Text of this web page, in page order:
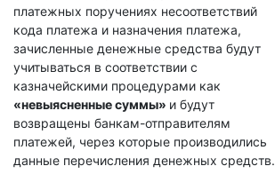
платежных поручениях несоответствий
кода платежа и назначения платежа,
зачисленные денежные средства будут
учитываться в соответствии с
казначейскими процедурами как
«невыясненные суммы» и будут
возвращены банкам-отправителям
платежей, через которые производились
данные перечисления денежных средств.